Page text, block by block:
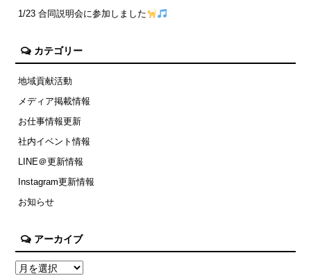
1/23 合同説明会に参加しました
カテゴリー
地域貢献活動
メディア掲載情報
お仕事情報更新
社内イベント情報
LINE＠更新情報
Instagram更新情報
お知らせ
アーカイブ